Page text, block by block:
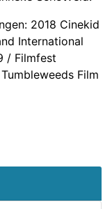
2018 Cinekid
International
/​ Filmfest
Film